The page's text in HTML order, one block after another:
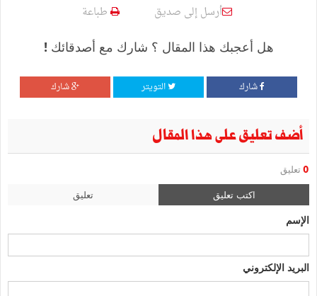
أرسل إلى صديق طباعة
هل أعجبك هذا المقال ؟ شارك مع أصدقائك !
شارك التويتر شارك
أضف تعليق على هذا المقال
0 تعليق
اكتب تعليق تعليق
الإسم
البريد الإلكتروني